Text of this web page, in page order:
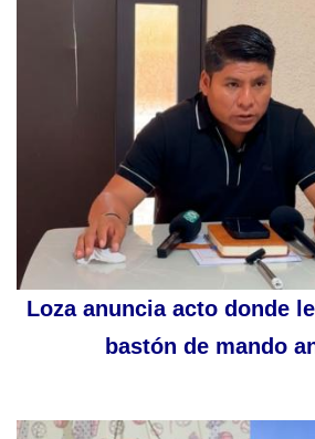
Loza anuncia acto donde
bastón de mando